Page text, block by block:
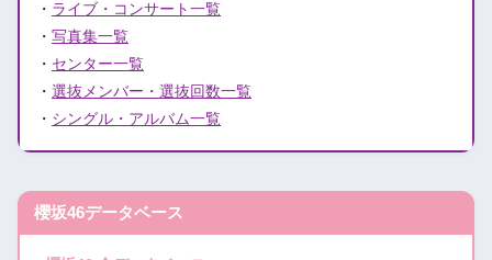
・ ライブ・コンサート一覧
・写真集一覧
・ センター一覧
・選抜メンバー・選抜回数一覧
・ シングル・アルバム一覧
櫻坂46データベース